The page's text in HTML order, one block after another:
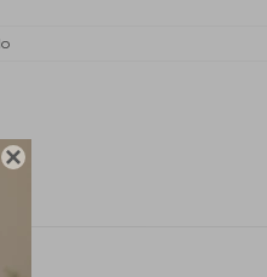
